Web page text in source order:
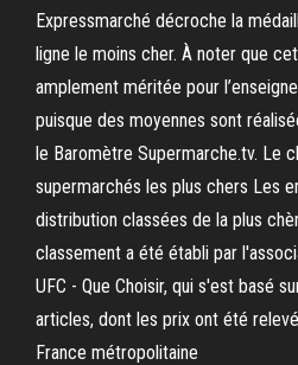
Expressmarché décroche la
ligne le moins cher. À noter que
amplement méritée pour
puisque des moyennes sont
le Baromètre Supermarche.tv. Le
supermarchés les plus chers Les
distribution classées de la plus
classement a été établi par
UFC - Que Choisir, qui s'est basé
articles, dont les prix ont été
France métropolitaine